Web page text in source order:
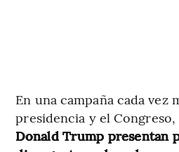
En una campaña cada vez
presidencia y el Congreso,
Donald Trump presentan